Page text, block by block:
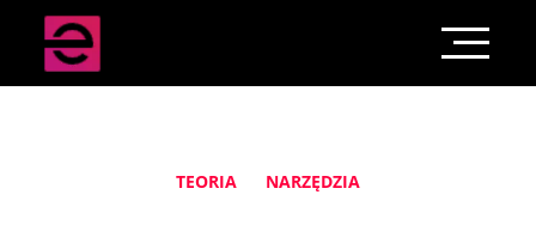
TEORIA NARZĘDZIA